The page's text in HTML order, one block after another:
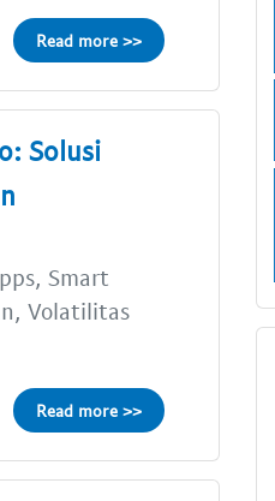
Read more >>
Solusi
Smart
Volatilitas
Read more >>